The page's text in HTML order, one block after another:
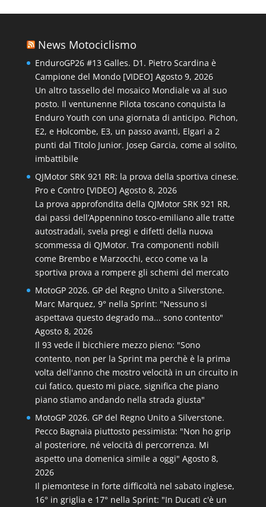
News Motociclismo
EnduroGP26 #13 Galles. D1. Pietro Scardina è
Campione del Mondo [VIDEO] Agosto 9, 2026
Un altro tassello del mosaico Mondiale va al suo
posto. Il ventunenne Pilota toscano conquista la
Enduro Youth con una giornata di anticipo. Pichon,
E2, e Holcombe, E3, un passo avanti, Elgari a 2
punti dal Titolo Junior. Josep Garcia, come al solito,
imbattibile
QJMotor SRK 921 RR: la prova della sportiva cinese.
Pro e Contro [VIDEO] Agosto 8, 2026
La prova approfondita della QJMotor SRK 921 RR,
dai passi dell’Appennino tosco-emiliano alle tratte
autostradali, svela pregi e difetti della nuova
scommessa di QJMotor. Tra componenti nobili
come Brembo e Marzocchi, ecco come va la
sportiva prova a rompere gli schemi del mercato
MotoGP 2026. GP del Regno Unito a Silverstone.
Marc Marquez, 9° nella Sprint: "Nessuno si
aspettava questo degrado ma... sono contento"
Agosto 8, 2026
Il 93 vede il bicchiere mezzo pieno: "Sono
contento, non per la Sprint ma perchè è la prima
volta dell'anno che mostro velocità in un circuito in
cui fatico, questo mi piace, significa che piano
piano stiamo andando nella strada giusta"
MotoGP 2026. GP del Regno Unito a Silverstone.
Pecco Bagnaia piuttosto pessimista: "Non ho grip
al posteriore, né velocità di percorrenza. Mi
aspetto una domenica simile a oggi" Agosto 8,
2026
Il piemontese in forte difficoltà nel sabato inglese,
16° in griglia e 17° nella Sprint: "In Ducati c'è un